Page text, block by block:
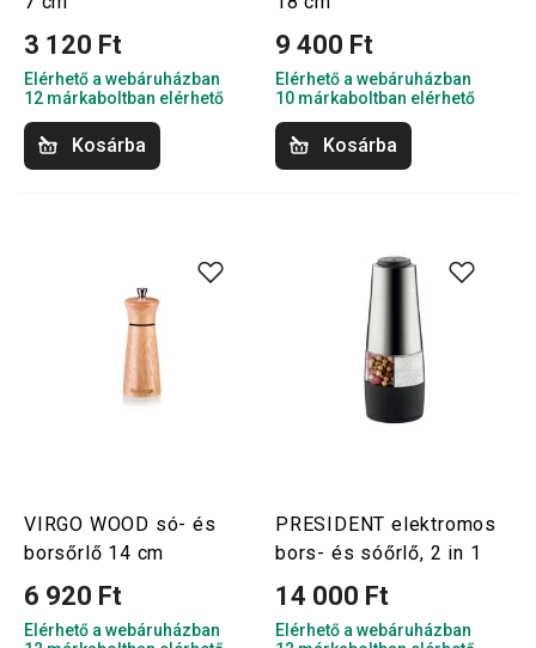
3 120 Ft
Elérhető a webáruházban
12 márkaboltban elérhető
Kosárba
9 400 Ft
Elérhető a webáruházban
10 márkaboltban elérhető
Kosárba
VIRGO WOOD só- és
borsőrlő 14 cm
6 920 Ft
Elérhető a webáruházban
PRESIDENT elektromos
bors- és sóőrlő, 2 in 1
14 000 Ft
Elérhető a webáruházban